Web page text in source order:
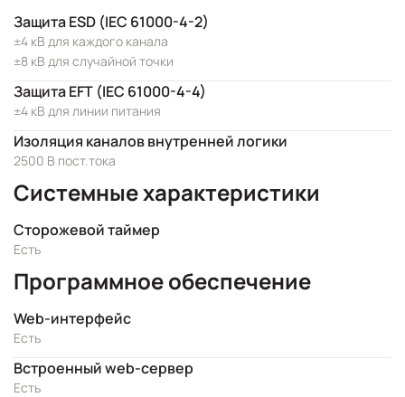
Защита ESD (IEC 61000-4-2)
±4 кВ для каждого канала
±8 кВ для случайной точки
Защита EFT (IEC 61000-4-4)
±4 кВ для линии питания
Изоляция каналов внутренней логики
2500 В пост.тока
Системные характеристики
Сторожевой таймер
Есть
Программное обеспечение
Web-интерфейс
Есть
Встроенный web-сервер
Есть